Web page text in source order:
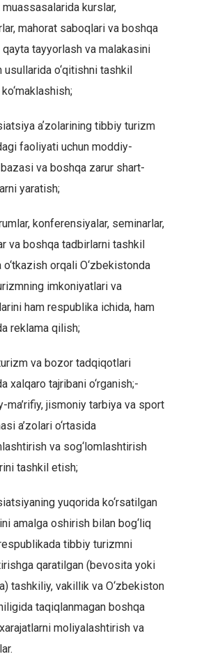
kurslar,
mahorat saboqlari va boshqa
qayta tayyorlash va malakasini
usullarida o‘qitishni tashkil
aʼzolarining tibbiy turizm
faoliyati uchun moddiy-
va boshqa zarur shart-
yaratish;
konferensiyalar, seminarlar,
va boshqa tadbirlarni tashkil
orqali O‘zbekistonda
imkoniyatlari va
ham respublika ichida, ham
reklama qilish;
va bozor tadqiqotlari
xalqaro tajribani o‘rganish;-
ma’rifiy, jismoniy tarbiya va sport
a’zolari o‘rtasida
va sog‘lomlashtirish
tashkil etish;
yuqorida ko‘rsatilgan
amalga oshirish bilan bog‘liq
tibbiy turizmni
qaratilgan (bevosita yoki
tashkiliy, vakillik va O‘zbekiston
taqiqlanmagan boshqa
moliyalashtirish va